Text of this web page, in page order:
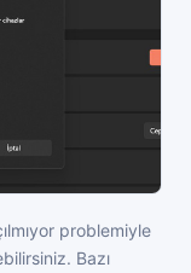
problemiyle
Bazı